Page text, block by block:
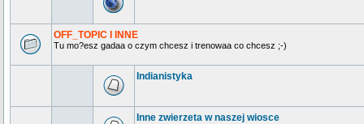
OFF_TOPIC I INNE
Tu mo?esz gadaa o czym chcesz i trenowaa co chcesz ;-)
Indianistyka
Inne zwierzeta w naszej wiosce